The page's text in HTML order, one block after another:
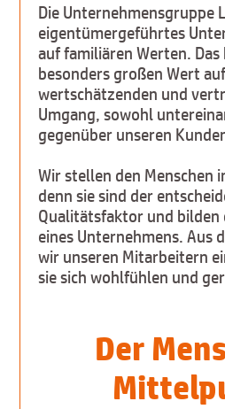
Die Unternehmensgruppe
eigentümergeführtes
auf familiären Werten.
besonders großen Wert
wertschätzenden und
Umgang, sowohl
gegenüber unseren
Wir stellen den Menschen
denn sie sind der
Qualitätsfaktor und bilden
eines Unternehmens. Aus
wir unseren Mitarbeitern
sie sich wohlfühlen und
Der